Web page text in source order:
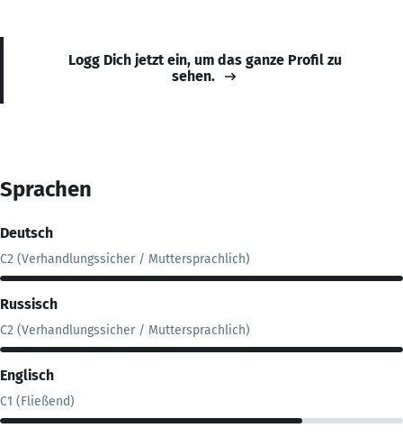
Logg Dich jetzt ein, um das ganze Profil zu
sehen.
Sprachen
Deutsch
C2 (Verhandlungssicher / Muttersprachlich)
Russisch
C2 (Verhandlungssicher / Muttersprachlich)
Englisch
C1 (Fließend)